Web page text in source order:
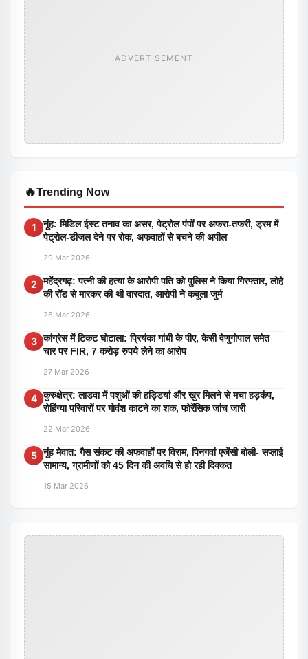
ADVERTISEMENT
🔥Trending Now
1
नूंह: मिडिल ईस्ट तनाव का असर, पेट्रोल पंपों पर अफरा-तफरी, ड्रम में
पेट्रोल-डीजल देने पर रोक, अफवाहों से बचने की अपील
29 Mar 2026
2
महेंद्रगढ़: पत्नी की हत्या के आरोपी पति को पुलिस ने किया गिरफ्तार, लोहे
की रॉड से मारकर की थी वारदात, आरोपी ने कबूला जुर्म
28 Mar 2026
3 कांग्रेस में टिकट घोटाला: प्रियंका गांधी के पीए, केसी वेणुगोपाल समेत
चार पर FIR, 7 करोड़ रुपये लेने का आरोप
27 Mar 2026
4 कुरुक्षेत्र: लाडवा में पशुओं की हड्डियां और खुर मिलने से मचा हड़कंप,
रोहिंग्या परिवारों पर गोवंश काटने का शक, फोरेंसिक जांच जारी
22 Mar 2026
5 नूंह मेवात: गैस संकट की अफवाहों पर विराम, पिनगवां एजेंसी बोली- सप्लाई
सामान्य, ग्रामीणों को 45 दिन की अवधि से हो रही दिक्कत
15 Mar 2026